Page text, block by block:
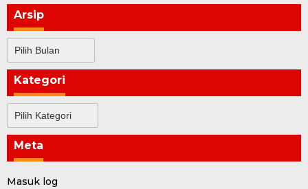
Arsip
Kategori
Meta
Masuk log